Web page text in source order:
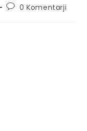
0 Komentarji